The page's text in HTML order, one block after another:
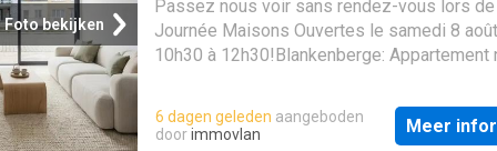
salle de bain avec douche, lavabo et toilettes.
Pourquoi investir dans une chambre d'hôtel ?
souci: en travaillant toujours avec des
vous n'avez pas à effectuer vous-même de
administratives, techniques ou
Foto bekijken
keuken
Passez nous voir sans rendez-vous lors
Journée Maisons Ouvertes le samedi 8
10h30 à 12h30!Blankenberge: Appartement
à deux pas de la digue. La Résidence «De
Zuidkant» est un projet immobilier neuf
6 dagen geleden aangeboden
doorimmovlan Meer